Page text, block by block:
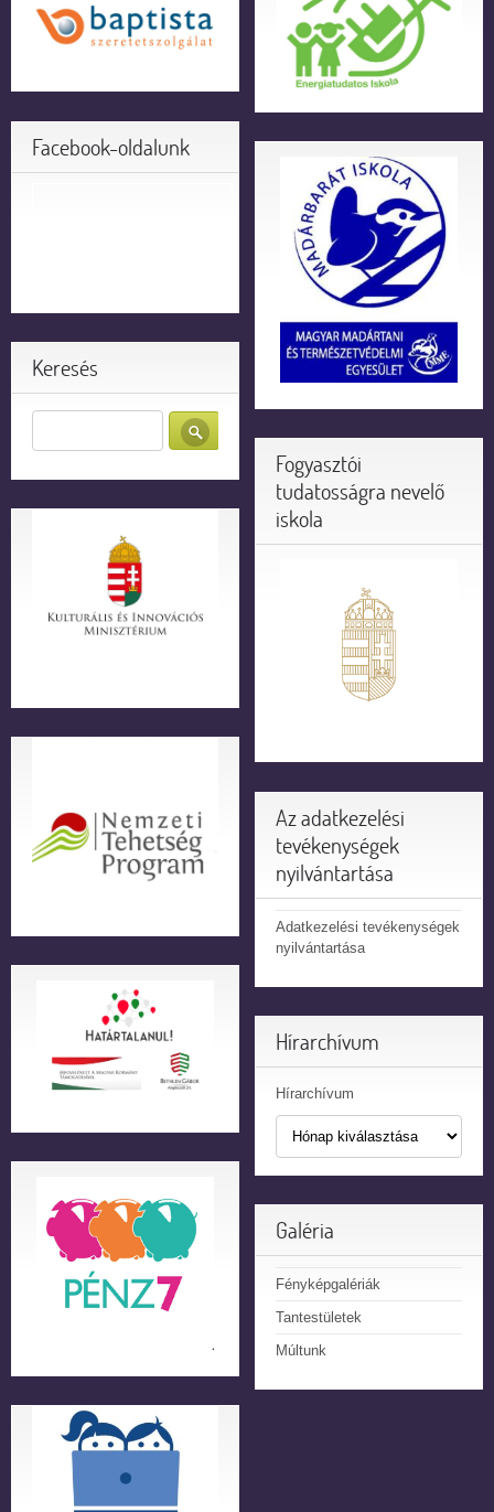
Facebook-oldalunk
Keresés
Fogyasztói
tudatosságra nevelő
iskola
Az adatkezelési
tevékenységek
nyilvántartása
Adatkezelési tevékenységek
nyilvántartása
Hírarchívum
Hírarchívum
Galéria
Fényképgalériák
Tantestületek
Múltunk